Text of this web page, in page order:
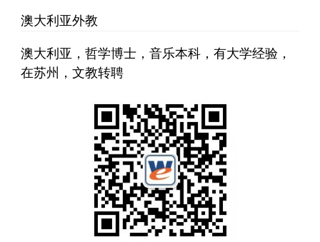
澳大利亚外教
澳大利亚，哲学博士，音乐本科，有大学经验，
在苏州，文教转聘